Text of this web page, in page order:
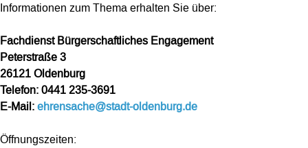
Informationen zum Thema erhalten Sie über:
Fachdienst Bürgerschaftliches Engagement
Peterstraße 3
26121 Oldenburg
Telefon: 0441 235-3691
E-Mail:ehrensache@stadt-oldenburg.de
Öffnungszeiten: